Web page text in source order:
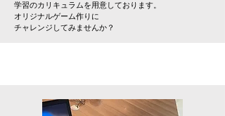
学習のカリキュラムを用意しております。
オリジナルゲーム作りに
​チャレンジしてみませんか？